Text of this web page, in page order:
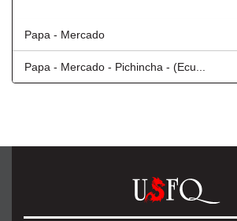
Papa - Mercado
Papa - Mercado - Pichincha - (Ecu...